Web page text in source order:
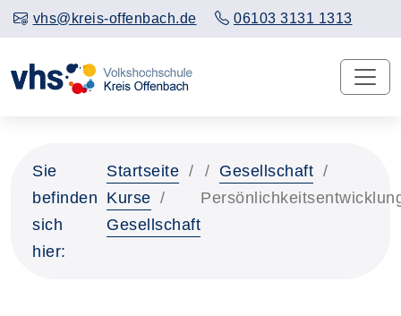
vhs@kreis-offenbach.de 06103 3131 1313
Sie
befinden
sich
hier:
Startseite
Kurse
Gesellschaft
Gesellschaft